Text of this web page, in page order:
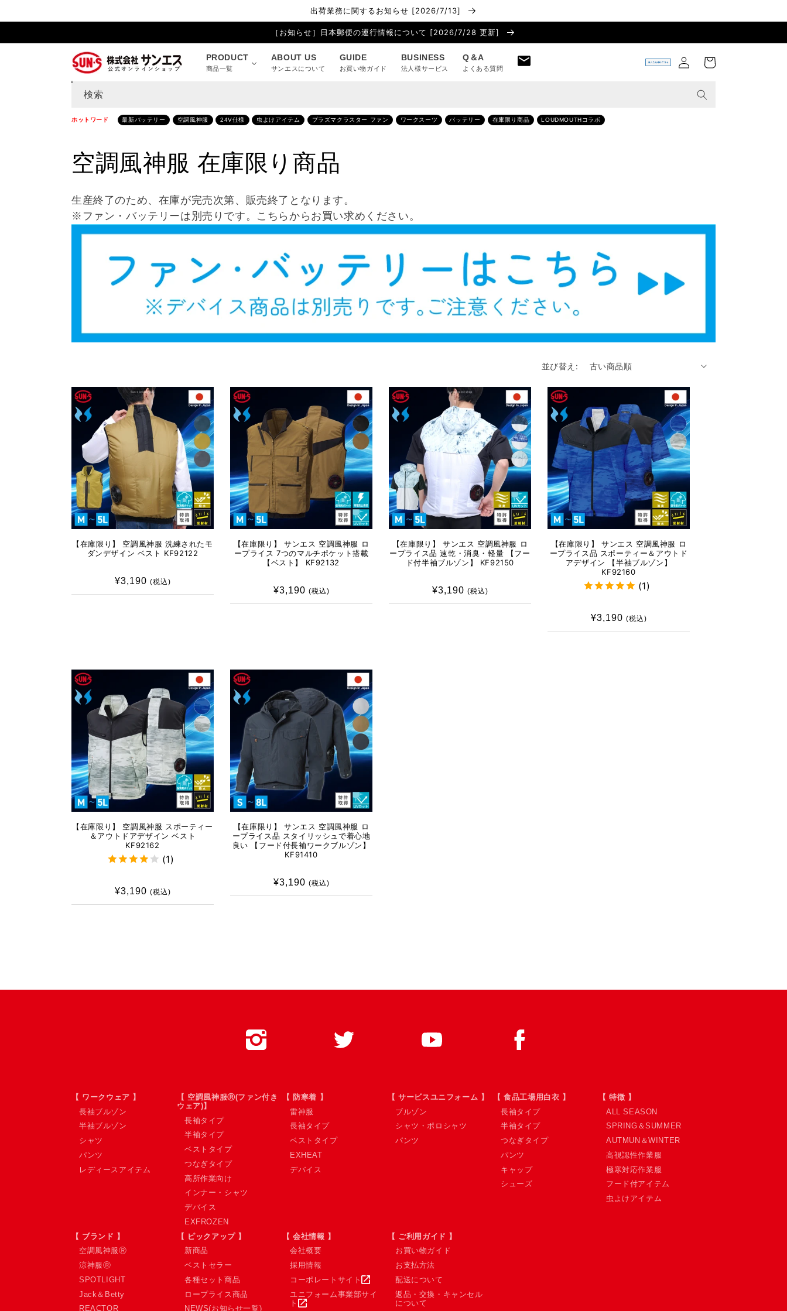
進む
出荷業務に関するお知らせ [2026/7/13]
［お知らせ］日本郵便の運行情報について [2026/7/28 更新]
PRODUCT
商品一覧
ABOUT US
サンエスについて
GUIDE
お買い物ガイド
BUSINESS
法人様サービス
Q＆A
よくある質問
イ
ー
検索
ホットワード 最新バッテリー 空調風神服 24V仕様 虫よけアイテム プラズマクラスター ファン ワークスーツ バッテリー 在庫限り商品 LOUDMOUTHコラボ
コ
レ
ク
:
空調風神服 在庫限り商品
生産終了のため、在庫が完売次第、販売終了となります。
※ファン・バッテリーは別売りです。こちらからお買い求めください。
並び替え:
【在庫限り】 空調風神服 洗練されたモ
ダンデザイン ベスト KF92122
通
常
¥3,190 (税込)
【在庫限り】 サンエス 空調風神服 ロ
ープライス 7つのマルチポケット搭載
【ベスト】 KF92132
通
常
¥3,190 (税込)
【在庫限り】 サンエス 空調風神服 ロ
ープライス品 速乾・消臭・軽量 【フー
ド付半袖ブルゾン】 KF92150
通
常
¥3,190 (税込)
【在庫限り】 サンエス 空調風神服 ロ
ープライス品 スポーティー＆アウトド
アデザイン 【半袖ブルゾン】
KF92160
(1)
通
常
¥3,190 (税込)
【在庫限り】 空調風神服 スポーティー
＆アウトドアデザイン ベスト
KF92162
(1)
通
常
¥3,190 (税込)
【在庫限り】 サンエス 空調風神服 ロ
ープライス品 スタイリッシュで着心地
良い 【フード付長袖ワークブルゾン】
KF91410
通
常
¥3,190 (税込)
【 ワークウェア 】
長袖ブルゾン
半袖ブルゾン
シャツ
パンツ
レディースアイテム
【 空調風神服Ⓡ(ファン付き
ウェア)】
長袖タイプ
半袖タイプ
ベストタイプ
つなぎタイプ
高所作業向け
インナー・シャツ
デバイス
EXFROZEN
【 防寒着 】
雷神服
長袖タイプ
ベストタイプ
EXHEAT
デバイス
【 サービスユニフォーム 】
ブルゾン
シャツ・ポロシャツ
パンツ
【 食品工場用白衣 】
長袖タイプ
半袖タイプ
つなぎタイプ
パンツ
キャップ
シューズ
【 特徴 】
ALL SEASON
SPRING＆SUMMER
AUTMUN＆WINTER
高視認性作業服
極寒対応作業服
フード付アイテム
虫よけアイテム
【 ブランド 】
空調風神服Ⓡ
涼神服Ⓡ
SPOTLIGHT
Jack＆Betty
REACTOR
【 ピックアップ 】
新商品
ベストセラー
各種セット商品
ロープライス商品
NEWS(お知らせ一覧)
【 会社情報 】
会社概要
採用情報
コーポレートサイト
ユニフォーム事業部サイ
ト
【 ご利用ガイド 】
お買い物ガイド
お支払方法
配送について
返品・交換・キャンセル
について